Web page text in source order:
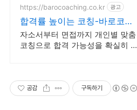
https://barocoaching.co.kr 광고
합격률 높이는 코칭-바로코칭
자소서 및 면접대비 완벽정리
자소서부터 면접까지 개인별 맞춤
코칭으로 합격 가능성을 확실히 높
공감 구독하기